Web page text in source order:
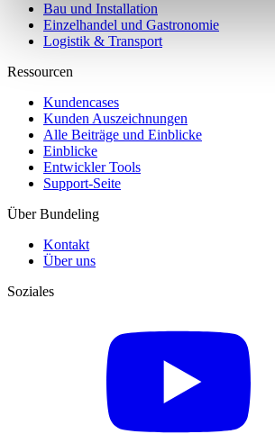
Bau und Installation
Einzelhandel und Gastronomie
Logistik & Transport
Ressourcen
Kundencases​
Kunden Auszeichnungen
Alle Beiträge und Einblicke
Einblicke
Entwickler Tools
Support-Seite
Über Bundeling
Kontakt
Über uns
Soziales